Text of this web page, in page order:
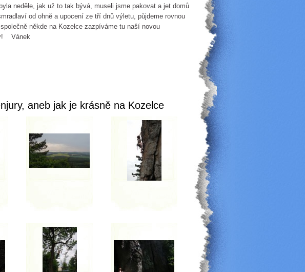
neděle, jak už to tak bývá, museli jsme pakovat a jet domů
od ohně a upocení ze tří dnů výletu, půjdeme rovnou
někde na Kozelce zazpíváme tu naší novou
Vánek
aneb jak je krásně na Kozelce